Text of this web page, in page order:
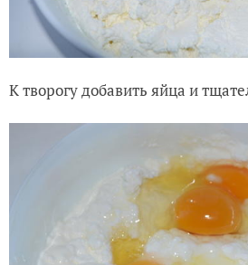
К творогу добавить яйца и